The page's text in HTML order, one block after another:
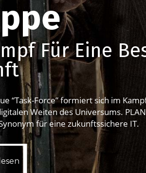
Für Eine
“Task-Force” formiert sich im
Weiten des Universums.
für eine zukunftssichere IT.